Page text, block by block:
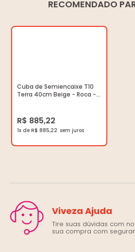
RECOMENDADO
Cuba de Semiencaixe T10
Terra 40cm Beige - Roca -
R$ 885,22
1x de R$ 885,22
Viveza Ajuda
Tire suas dúvidas com
sua compra com